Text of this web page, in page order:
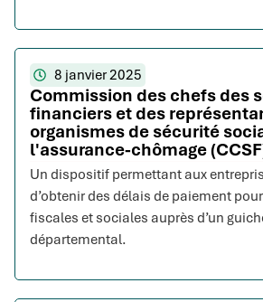
8 janvier 2025
Commission des chefs des
financiers et des
organismes de sécurité
l'assurance-chômage
Un dispositif permettant aux
d’obtenir des délais de paiement
fiscales et sociales auprès d’un
départemental.